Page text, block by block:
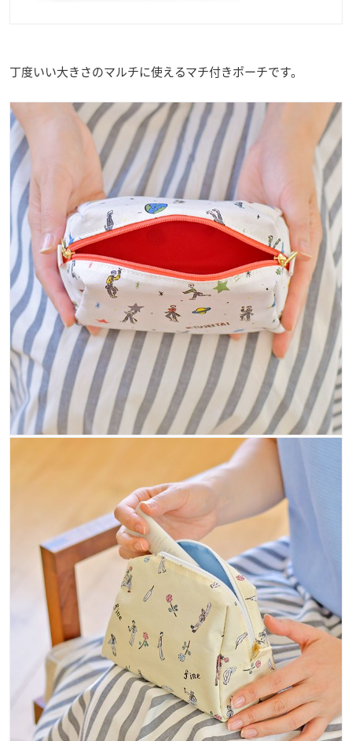
丁度いい大きさのマルチに使えるマチ付きポーチです。